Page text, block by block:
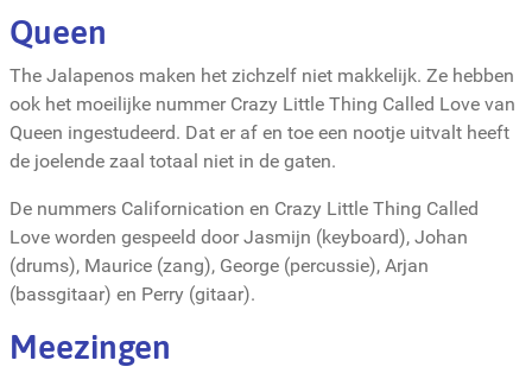
Queen
The Jalapenos maken het zichzelf niet makkelijk. Ze hebben
ook het moeilijke nummer Crazy Little Thing Called Love van
Queen ingestudeerd. Dat er af en toe een nootje uitvalt heeft
de joelende zaal totaal niet in de gaten.
De nummers Californication en Crazy Little Thing Called
Love worden gespeeld door Jasmijn (keyboard), Johan
(drums), Maurice (zang), George (percussie), Arjan
(bassgitaar) en Perry (gitaar).
Meezingen